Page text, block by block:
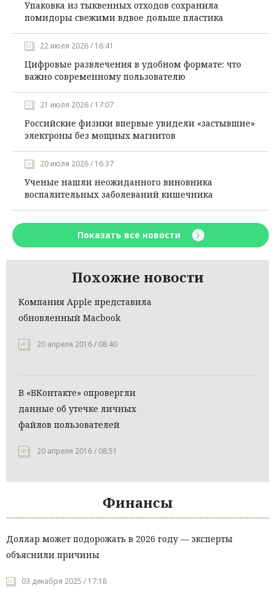
Упаковка из тыквенных отходов сохранила
помидоры свежими вдвое дольше пластика
22 июля 2026 / 16:41
Цифровые развлечения в удобном формате: что
важно современному пользователю
21 июля 2026 / 17:07
Российские физики впервые увидели «застывшие»
электроны без мощных магнитов
20 июля 2026 / 16:37
Ученые нашли неожиданного виновника
воспалительных заболеваний кишечника
Показать все новости
Похожие новости
Компания Apple представила
обновленный Macbook
20 апреля 2016 / 08:40
В «ВКонтакте» опровергли
данные об утечке личных
файлов пользователей
20 апреля 2016 / 08:51
Финансы
Доллар может подорожать в 2026 году — эксперты
объяснили причины
03 декабря 2025 / 17:18